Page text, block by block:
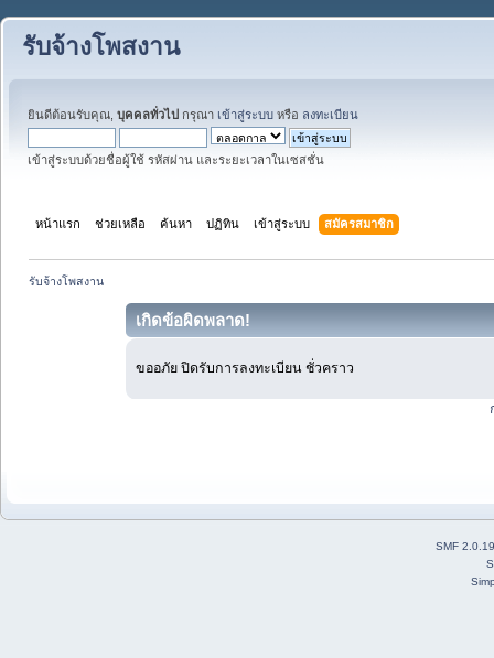
รับจ้างโพสงาน
ยินดีต้อนรับคุณ, บุคคลทั่วไป กรุณา เข้าสู่ระบบ หรือ ลงทะเบียน
เข้าสู่ระบบด้วยชื่อผู้ใช้ รหัสผ่าน และระยะเวลาในเซสชั่น
หน้าแรก ช่วยเหลือ ค้นหา ปฏิทิน เข้าสู่ระบบ สมัครสมาชิก
รับจ้างโพสงาน
เกิดข้อผิดพลาด!
ขออภัย ปิดรับการลงทะเบียน ชั่วคราว
SMF 2.0.19